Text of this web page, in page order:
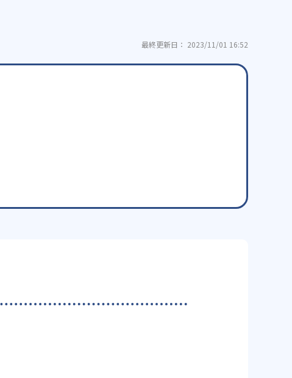
最終更新日： 2023/11/01 16:52